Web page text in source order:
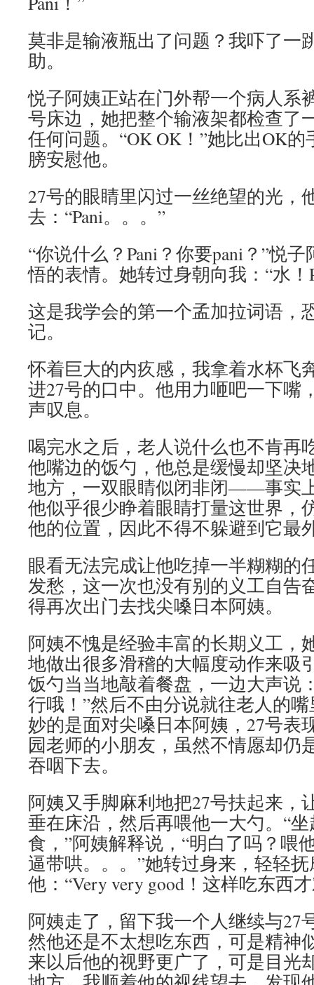
莫非是输液瓶出了问题？我吓了一
助。
悦子阿姨正站在门外帮一个病人系
号床边，她把整个输液架都检查了
任何问题。“OK OK！”她比出OK
膀安慰他。
27号的眼睛里闪过一丝绝望的光，
去：“Pani。。。”
“你说什么？Pani？你要pani？”悦
悟的表情。她转过身朝向我：“水！
这是我学会的第一个孟加拉词语，
记。
怀着巨大的内疚感，我拿着水杯飞
进27号的口中。他用力咂吧一下嘴
声叹息。
喝完水之后，老人说什么也不肯再
他嘴边的饭勺，他总是缓慢却坚决
地方，一双眼睛似闭非闭——事实
他似乎很少睁着眼睛打量这世界，
他的位置，因此不得不躲避到它最
眼看无法完成让他吃掉一半糊糊的
发愁，这一次也没有别的义工自告
得再次出门去找尖嗓日本阿姨。
阿姨不愧是经验丰富的长期义工，
地做出很多滑稽的大幅度动作来吸
饭勺当当地敲着餐盘，一边大声说
行哦！”然后不由分说就往老人的
妙的是面对尖嗓日本阿姨，27号表
园老师的小朋友，虽然不情愿却仍
吞咽下去。
阿姨又手脚麻利地把27号扶起来，
垂在床沿，然后再喂他一大勺。“
食，”阿姨解释说，“明白了吗？喂
逼带哄。。。”她转过身来，轻轻
他：“Very very good！这样吃东西
阿姨走了，留下我一个人继续与27
然他还是不太想吃东西，可是精神
来以后他的视野更广了，可是目光